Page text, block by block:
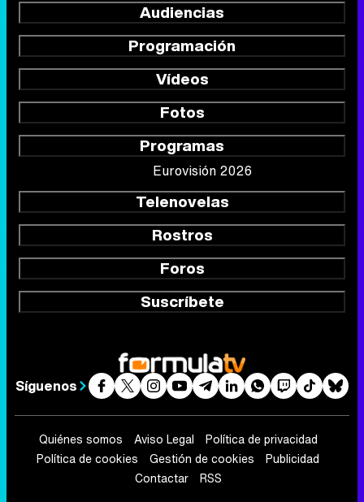
Audiencias
Programación
Vídeos
Fotos
Programas
Eurovisión 2026
Telenovelas
Rostros
Foros
Suscríbete
Síguenos
Quiénes somos Aviso Legal
Política de privacidad
Política de cookies
Gestión de cookies
Publicidad
Contactar
RSS